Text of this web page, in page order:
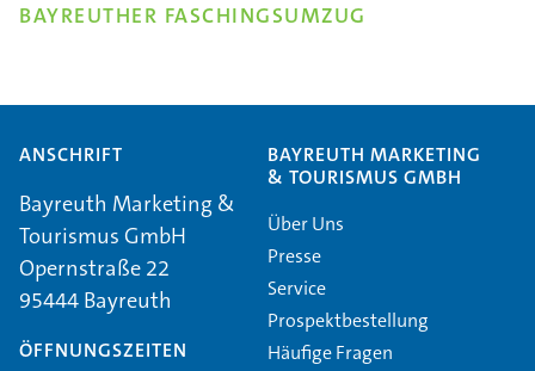
BAYREUTHER FASCHINGSUMZUG
ANSCHRIFT
Bayreuth Marketing &
Tourismus GmbH
Opernstraße 22
95444 Bayreuth
ÖFFNUNGSZEITEN
BAYREUTH MARKETING
& TOURISMUS GMBH
Über Uns
Presse
Service
Prospektbestellung
Häufige Fragen